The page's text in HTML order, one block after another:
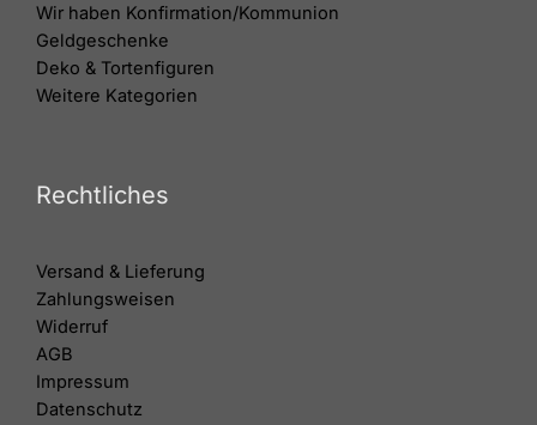
Wir haben Konfirmation/Kommunion
Geldgeschenke
Deko & Tortenfiguren
Weitere Kategorien
Rechtliches
Versand & Lieferung
Zahlungsweisen
Widerruf
AGB
Impressum
Datenschutz